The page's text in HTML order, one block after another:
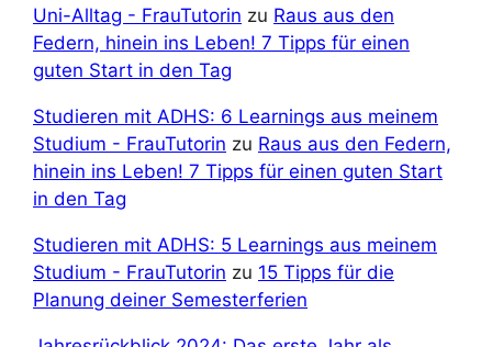
Uni-Alltag - FrauTutorin zu Raus aus den
Federn, hinein ins Leben! 7 Tipps für einen
guten Start in den Tag
Studieren mit ADHS: 6 Learnings aus meinem
Studium - FrauTutorin zu Raus aus den Federn,
hinein ins Leben! 7 Tipps für einen guten Start
in den Tag
Studieren mit ADHS: 5 Learnings aus meinem
Studium - FrauTutorin zu 15 Tipps für die
Planung deiner Semesterferien